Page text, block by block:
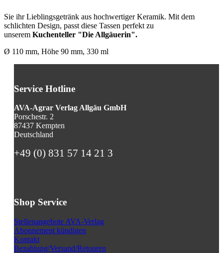
Sie ihr Lieblingsgetränk aus hochwertiger Keramik. Mit dem
schlichten Design, passt diese Tassen perfekt zu
unserem Kuchenteller "Die Allgäuerin".
Ø 110 mm, Höhe 90 mm, 330 ml
Service Hotline
AVA-Agrar Verlag Allgäu GmbH
Porschestr. 2
87437 Kempten
Deutschland
+49 (0) 831 57 14 21 3
Shop Service
Stellenangebote AVA-Verlag
Abonnement kündigen
Kontakt
Bezahlung/Versand/Retouren